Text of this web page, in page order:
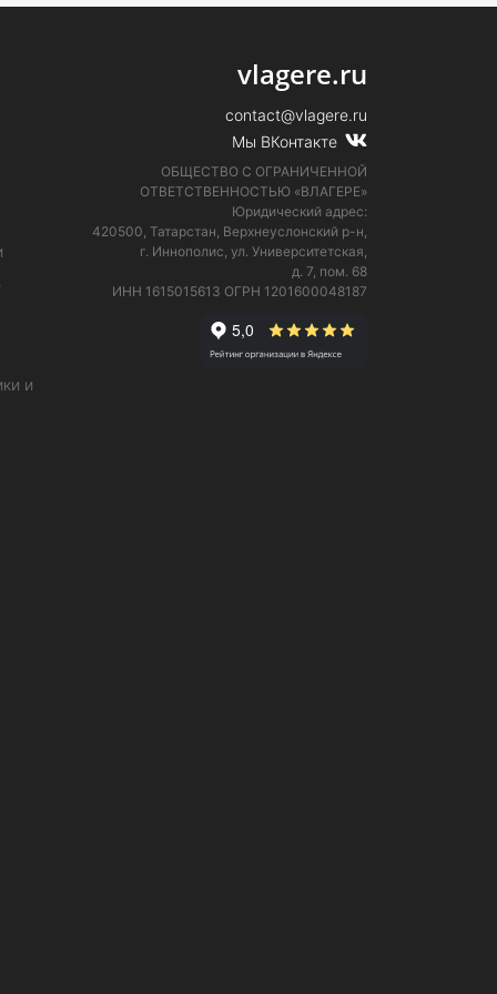
и
vlagere.ru
contact@vlagere.ru
Мы ВКонтакте
ОБЩЕСТВО С ОГРАНИЧЕННОЙ
ОТВЕТСТВЕННОСТЬЮ «ВЛАГЕРЕ»
Юридический адрес:
420500, Татарстан, Верхнеуслонский р-н,
г. Иннополис, ул. Университетская,
д. 7, пом. 68
ИНН 1615015613 ОГРН 1201600048187